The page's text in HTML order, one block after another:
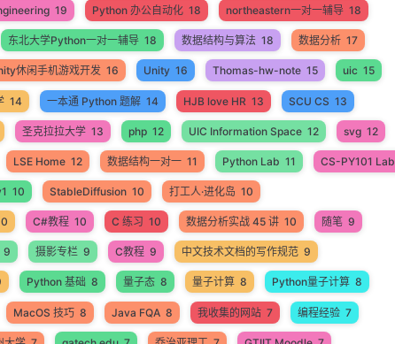
19 Python 办公自动化 18 northeastern一对一辅导 18
东北大学Python一对一辅导 18 数据结构与算法 18 数据分析 17
休闲手机游戏开发 16 Unity 16 Thomas-hw-note 15 uic 15
14 一本通 Python 题解 14 HJB love HR 13 SCU CS 13
圣克拉拉大学 13 php 12 UIC Information Space 12 svg 12
LSE Home 12 数据结构一对一 11 Python Lab 11 CS-PY101 Lab
10 StableDiffusion 10 打工人·进化岛 10
C#教程 10 C 练习 10 数据分析实战 45 讲 10 随笔 9
9 摄影专栏 9 C教程 9 中文技术文档的写作规范 9
Python 基础 8 量子态 8 量子计算 8 Python量子计算 8
MacOS 技巧 8 Java FQA 8 我收集的网站 7 编程经验 7